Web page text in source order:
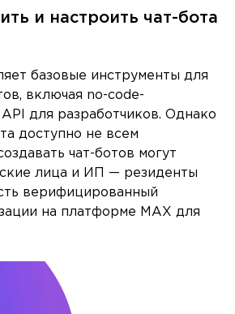
и настроить чат-бота
базовые инструменты для
включая no-code-
для разработчиков. Однако
доступно не всем
чат-ботов могут
лица и ИП — резиденты
верифицированный
на платформе MAX для